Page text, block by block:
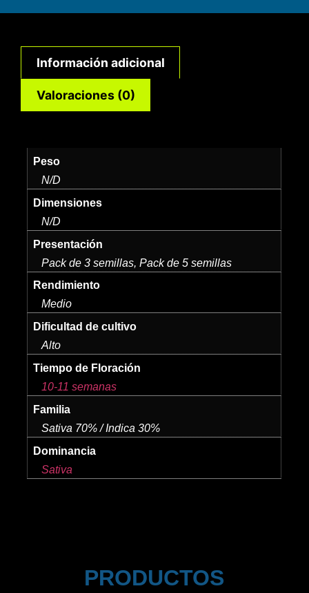
Información adicional
Valoraciones (0)
Peso
N/D
Dimensiones
N/D
Presentación
Pack de 3 semillas, Pack de 5 semillas
Rendimiento
Medio
Dificultad de cultivo
Alto
Tiempo de Floración
10-11 semanas
Familia
Sativa 70% / Indica 30%
Dominancia
Sativa
PRODUCTOS